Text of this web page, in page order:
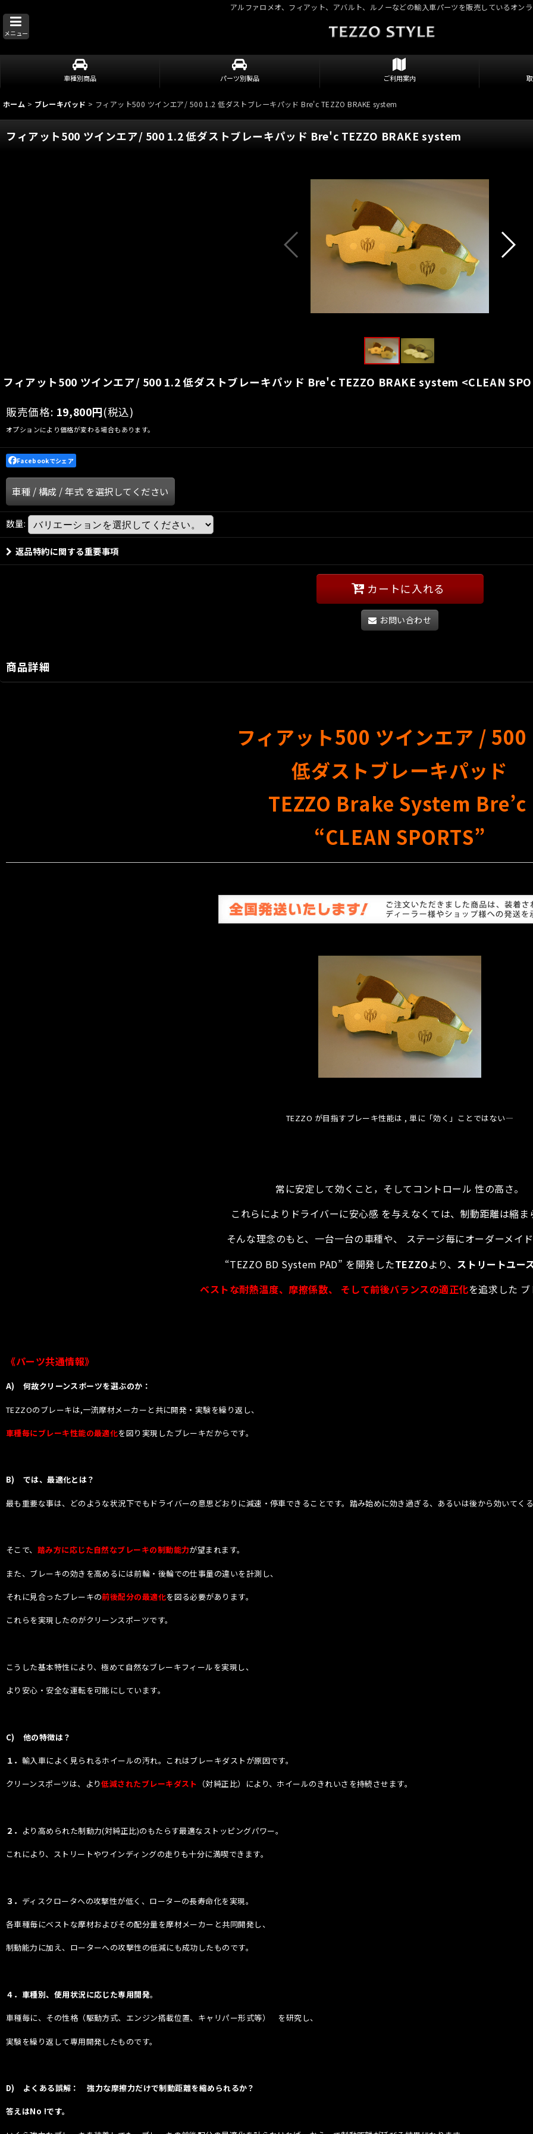
アルファロメオ、フィアット、アバルト、ルノーなどの輸入車パーツを販売しているオン
メニュー
車種別商品 パーツ別製品 ご利用案内
ホーム > ブレーキパッド > フィアット500 ツインエア/ 500 1.2 低ダストブレーキパッド Bre'c TEZZO BRAKE system
フィアット500 ツインエア/ 500 1.2 低ダストブレーキパッド Bre'c TEZZO BRAKE system
フィアット500 ツインエア/ 500 1.2 低ダストブレーキパッド Bre'c TEZZO BRAKE system <CLEAN
販売価格: 19,800円(税込)
オプションにより価格が変わる場合もあります。
Facebookでシェア
車種 /構成 /年式 を選択してください
数量:
返品特約に関する重要事項
カートに入れる
お問い合わせ
商品詳細
フィアット500 ツインエア /
低ダストブレーキパッド
TEZZO Brake System Bre’c
“CLEAN SPORTS”
TEZZO が目指すブレーキ性能は , 単に「効く」ことではない―
常に安定して効くこと，そしてコントロール 性の高さ。
これらによりドライバーに安心感 を与えなくては、制動距離は縮ま
そんな理念のもと、一台一台の車種や、 ステージ毎にオーダーメイ
“TEZZO BD System PAD” を開発したTEZZOより、 ストリートユー
ベストな耐熱温度、摩擦係数、 そして前後バランスの適正化を追求した
《パーツ共通情報》
A) 何故クリーンスポーツを選ぶのか：
TEZZOのブレーキは,一流摩材メーカーと共に開発・実験を繰り返し、
車種毎にブレーキ性能の最適化を図り実現したブレーキだからです。
B) では、最適化とは？
最も重要な事は、どのような状況下でもドライバーの意思どおりに減速・停車できることです。踏み始めに効き過ぎる、あるいは後から効いて
そこで、 踏み方に応じた自然なブレーキの制動能力が望まれます。
また、ブレーキの効きを高めるには前輪・後輪での仕事量の違いを計測し、
それに見合ったブレーキの前後配分の最適化を図る必要があります。
これらを実現したのがクリーンスポーツです。
こうした基本特性により、極めて自然なブレーキフィールを実現し、
より安心・安全な運転を可能にしています。
C) 他の特徴は？
１． 輸入車によく見られるホイールの汚れ。これはブレーキダストが原因です。
クリーンスポーツは、より低減されたブレーキダスト （対純正比）により、ホイールのきれいさを持続させます。
２． より高められた制動力(対純正比)のもたらす最適なストッピングパワー。
これにより、ストリートやワインディングの走りも十分に満喫できます。
３． ディスクロータへの攻撃性が低く、ローターの長寿命化を実現。
各車種毎にベストな摩材およびその配分量を摩材メーカーと共同開発し、
制動能力に加え、ローターへの攻撃性の低減にも成功したものです。
４．車種別、使用状況に応じた専用開発。
車種毎に、その性格（駆動方式、エンジン搭載位置、キャリパー形式等） を研究し、
実験を繰り返して専用開発したものです。
D) よくある誤解： 強力な摩擦力だけで制動距離を縮められるか？
答えはNo !です。